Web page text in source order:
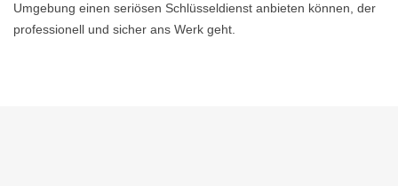
Umgebung einen seriösen Schlüsseldienst anbieten können, der
professionell und sicher ans Werk geht.